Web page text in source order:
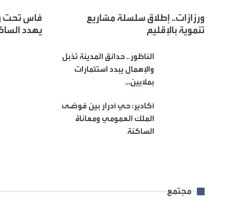
ورزازات.. إطلاق سلسلة مشاريع
تنموية بالإقليم
فاس تحت
يهدد
الناظور.. حدائق المدينة تذبل
والإهمال يبدد استثمارات
بملايين…
أكادير: حي أدرار بين فوضى
الملك العمومي ومعاناة
الساكنة
مجتمع